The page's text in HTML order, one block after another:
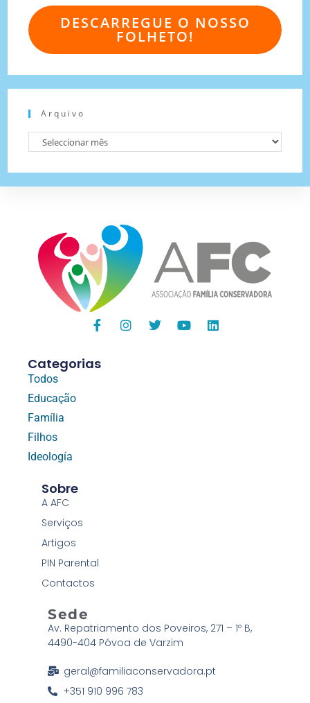
DESCARREGUE O NOSSO
FOLHETO!
Arquivo
Categorias
Todos
Educação
Família
Filhos
Ideología
Sobre
A AFC
Serviços
Artigos
PIN Parental
Contactos
Sede
Av. Repatriamento dos Poveiros, 271 – 1º B,
4490-404 Póvoa de Varzim
geral@familiaconservadora.pt
+351 910 996 783